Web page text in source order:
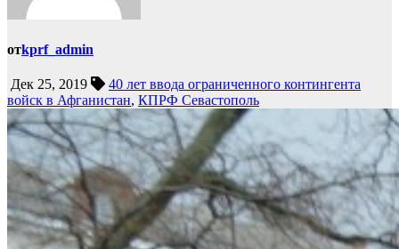
отkprf_admin
Дек 25, 2019
40 лет ввода ограниченного контингента
войск в Афганистан, КПРФ Севастополь